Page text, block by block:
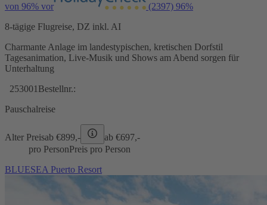
von 96% vor (2397) 96%
8-tägige Flugreise, DZ inkl. AI
Charmante Anlage im landestypischen, kretischen Dorfstil
Tagesanimation, Live-Musik und Shows am Abend sorgen für
Unterhaltung
253001 Bestellnr.:
Pauschalreise
Alter Preisab €899,- ab €697,-
pro PersonPreis pro Person
BLUESEA Puerto Resort